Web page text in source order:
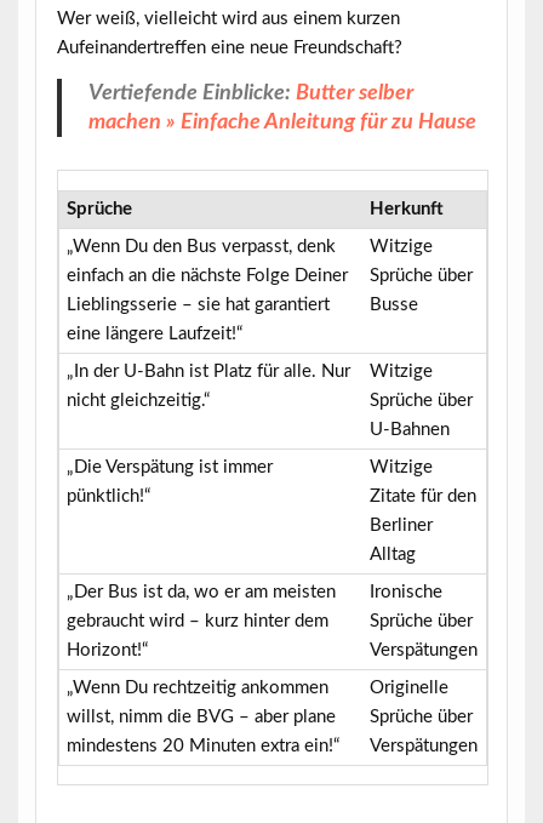
Wer weiß, vielleicht wird aus einem kurzen
Aufeinandertreffen eine neue Freundschaft?
Vertiefende Einblicke:Butter selber
machen » Einfache Anleitung für zu Hause
Sprüche Herkunft
„Wenn Du den Bus verpasst, denk
einfach an die nächste Folge Deiner
Lieblingsserie – sie hat garantiert
eine längere Laufzeit!“
Witzige
Sprüche über
Busse
„In der U-Bahn ist Platz für alle. Nur
nicht gleichzeitig.“
Witzige
Sprüche über
U-Bahnen
„Die Verspätung ist immer
pünktlich!“
Witzige
Zitate für den
Berliner
Alltag
„Der Bus ist da, wo er am meisten
gebraucht wird – kurz hinter dem
Horizont!“
Ironische
Sprüche über
Verspätungen
„Wenn Du rechtzeitig ankommen
willst, nimm die BVG – aber plane
mindestens 20 Minuten extra ein!“
Originelle
Sprüche über
Verspätungen